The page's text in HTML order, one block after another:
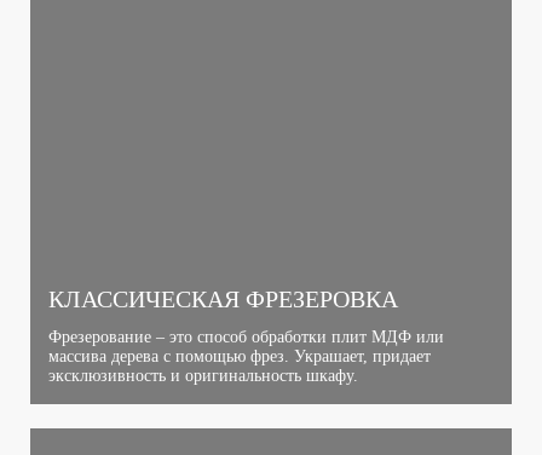
КЛАССИЧЕСКАЯ ФРЕЗЕРОВКА
Фрезерование – это способ обработки плит МДФ или
массива дерева с помощью фрез. Украшает, придает
эксклюзивность и оригинальность шкафу.